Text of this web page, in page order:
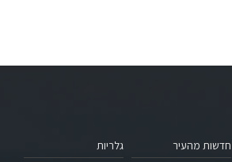
חדשות מהעיר
גלריות